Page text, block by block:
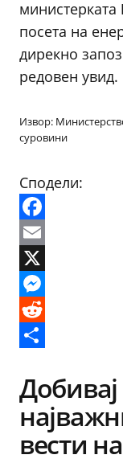
министерката
посета на
дирекно
редовен увид.
Извор:
суровини
Сподели:
Facebook
Email
X
Messenger
Reddit
Добивај
вести